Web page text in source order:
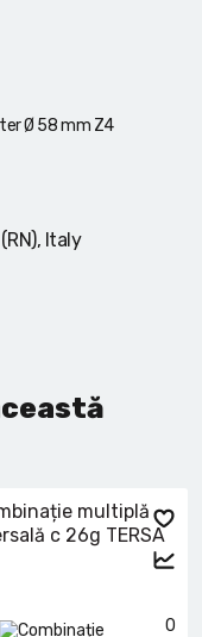
Ø 58 mm Z4
Italy
0